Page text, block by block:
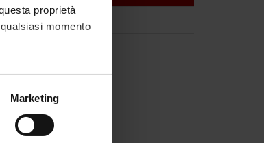
proprietà
momento
Marketing